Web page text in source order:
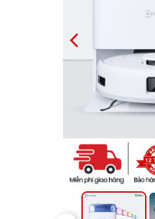
PREVIOUS